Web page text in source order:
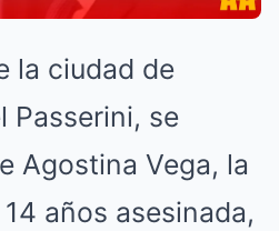
la ciudad de
Passerini, se
Agostina Vega, la
años asesinada,